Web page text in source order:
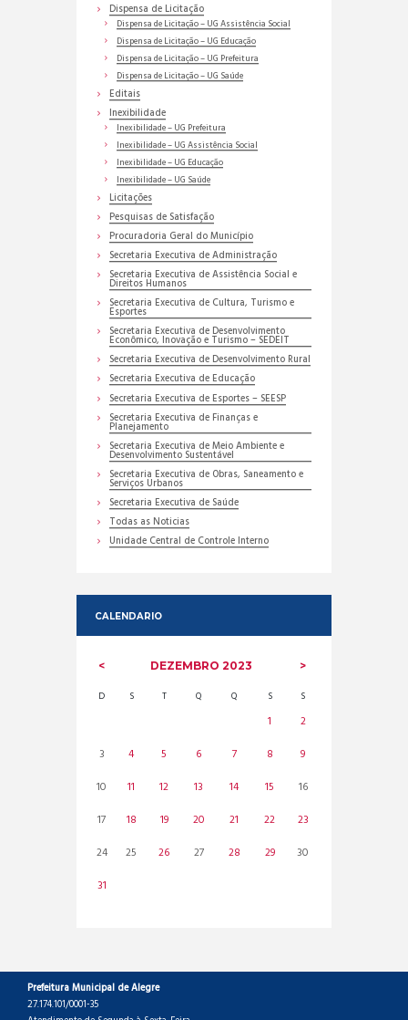
Dispensa de Licitação
Dispensa de Licitação – UG Assistência Social
Dispensa de Licitação – UG Educação
Dispensa de Licitação – UG Prefeitura
Dispensa de Licitação – UG Saúde
Editais
Inexibilidade
Inexibilidade – UG Prefeitura
Inexibilidade – UG Assistência Social
Inexibilidade – UG Educação
Inexibilidade – UG Saúde
Licitações
Pesquisas de Satisfação
Procuradoria Geral do Município
Secretaria Executiva de Administração
Secretaria Executiva de Assistência Social e
Direitos Humanos
Secretaria Executiva de Cultura, Turismo e
Esportes
Secretaria Executiva de Desenvolvimento
Econômico, Inovação e Turismo – SEDEIT
Secretaria Executiva de Desenvolvimento Rural
Secretaria Executiva de Educação
Secretaria Executiva de Esportes – SEESP
Secretaria Executiva de Finanças e
Planejamento
Secretaria Executiva de Meio Ambiente e
Desenvolvimento Sustentável
Secretaria Executiva de Obras, Saneamento e
Serviços Urbanos
Secretaria Executiva de Saúde
Todas as Noticias
Unidade Central de Controle Interno
CALENDARIO
DEZEMBRO2023
D S T Q Q S S
1
2
3
4 5 6 7 8
9
10
11 12 13 14 15
16
17
18 19 20 21 22
23
24
25 26 27 28 29
30
31
Prefeitura Municipal de Alegre
27.174.101/0001-35